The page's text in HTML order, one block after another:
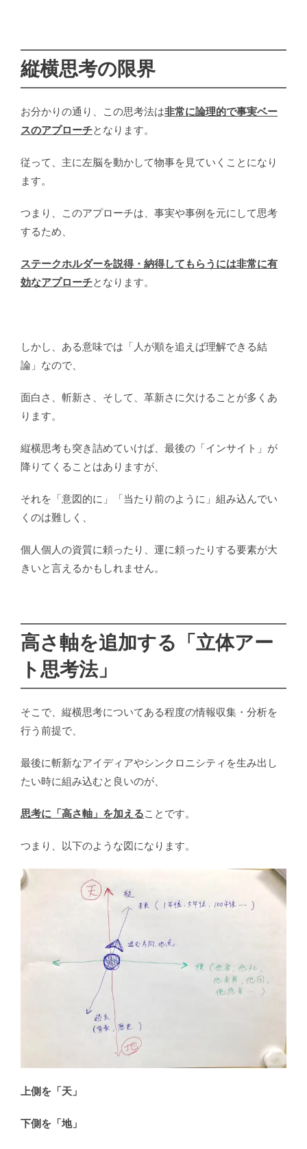
縦横思考の限界
お分かりの通り、この思考法は非常に論理的で事実ベー
スのアプローチとなります。
従って、主に左脳を動かして物事を見ていくことになり
ます。
つまり、このアプローチは、事実や事例を元にして思考
するため、
ステークホルダーを説得・納得してもらうには非常に有
効なアプローチとなります。
しかし、ある意味では「人が順を追えば理解できる結
論」なので、
面白さ、斬新さ、そして、革新さに欠けることが多くあ
ります。
縦横思考も突き詰めていけば、最後の「インサイト」が
降りてくることはありますが、
それを「意図的に」「当たり前のように」組み込んでい
くのは難しく、
個人個人の資質に頼ったり、運に頼ったりする要素が大
きいと言えるかもしれません。
高さ軸を追加する「立体アー
ト思考法」
そこで、縦横思考についてある程度の情報収集・分析を
行う前提で、
最後に斬新なアイディアやシンクロニシティを生み出し
たい時に組み込むと良いのが、
思考に「高さ軸」を加えることです。
つまり、以下のような図になります。
上側を「天」
下側を「地」